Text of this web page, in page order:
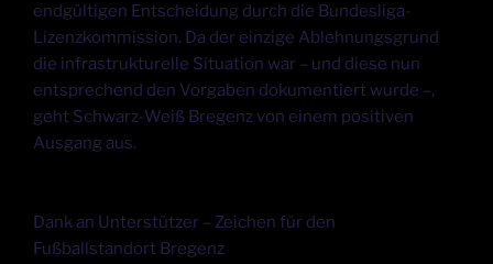
endgültigen Entscheidung durch die Bundesliga-
Lizenzkommission. Da der einzige Ablehnungsgrund
die infrastrukturelle Situation war – und diese nun
entsprechend den Vorgaben dokumentiert wurde –,
geht Schwarz-Weiß Bregenz von einem positiven
Ausgang aus.
Dank an Unterstützer – Zeichen für den
Fußballstandort Bregenz